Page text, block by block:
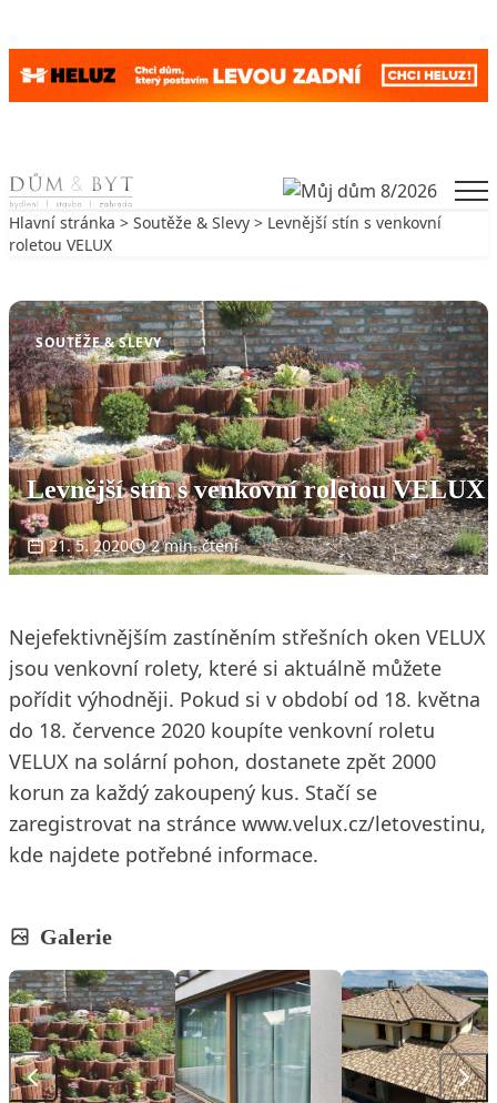
Skip to content
Hlavní stránka > Soutěže & Slevy > Levnější stín s venkovní
roletou VELUX
SOUTĚŽE & SLEVY
Levnější stín s venkovní roletou VELUX
21. 5. 2020 2 min. čtení
Nejefektivnějším zastíněním střešních oken VELUX
jsou venkovní rolety, které si aktuálně můžete
pořídit výhodněji. Pokud si v období od 18. května
do 18. července 2020 koupíte venkovní roletu
VELUX na solární pohon, dostanete zpět 2000
korun za každý zakoupený kus. Stačí se
zaregistrovat na stránce www.velux.cz/letovestinu,
kde najdete potřebné informace.
Galerie